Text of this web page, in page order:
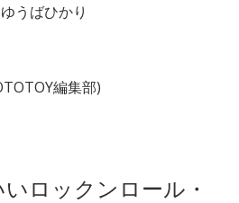
うばひかり
編集部)
ロックンロール・